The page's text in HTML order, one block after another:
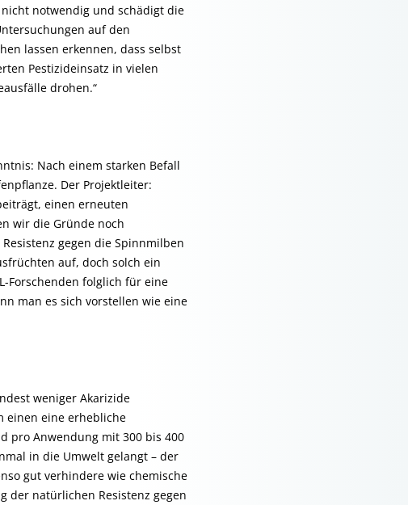
notwendig und schädigt die
auf den
lassen erkennen, dass selbst
Pestizideinsatz in vielen
drohen.“
Nach einem starken Befall
Der Projektleiter:
einen erneuten
wir die Gründe noch
gegen die Spinnmilben
auf, doch solch ein
Forschenden folglich für eine
man es sich vorstellen wie eine
weniger Akarizide
einen eine erhebliche
pro Anwendung mit 300 bis 400
in die Umwelt gelangt – der
gut verhindere wie chemische
der natürlichen Resistenz gegen